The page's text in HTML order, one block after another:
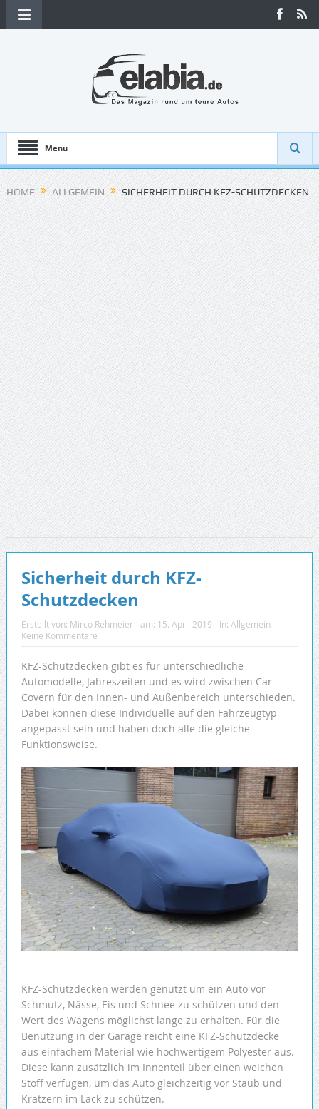
Menu
HOME ALLGEMEIN SICHERHEIT DURCH KFZ-SCHUTZDECKEN
Sicherheit durch KFZ-
Schutzdecken
Erstellt von: Mirco Rehmeier am: 15. April 2019 In: Allgemein
Keine Kommentare
KFZ-Schutzdecken gibt es für unterschiedliche
Automodelle, Jahreszeiten und es wird zwischen Car-
Covern für den Innen- und Außenbereich unterschieden.
Dabei können diese Individuelle auf den Fahrzeugtyp
angepasst sein und haben doch alle die gleiche
Funktionsweise.
KFZ-Schutzdecken werden genutzt um ein Auto vor
Schmutz, Nässe, Eis und Schnee zu schützen und den
Wert des Wagens möglichst lange zu erhalten. Für die
Benutzung in der Garage reicht eine KFZ-Schutzdecke
aus einfachem Material wie hochwertigem Polyester aus.
Diese kann zusätzlich im Innenteil über einen weichen
Stoff verfügen, um das Auto gleichzeitig vor Staub und
Kratzern im Lack zu schützen.